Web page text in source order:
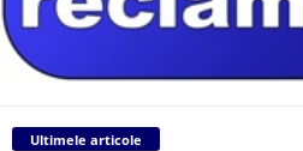
Ultimele articole